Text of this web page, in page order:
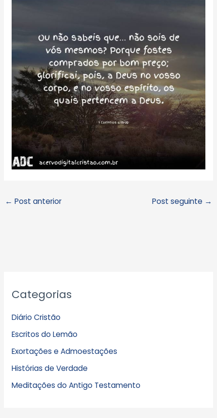
← Post anterior Post seguinte →
Categorias
Diário Cristão
Escritos do Lemão
Exortações e Admoestações
Histórias de Verdade
Meditações do Antigo Testamento
r
i
v
o
s